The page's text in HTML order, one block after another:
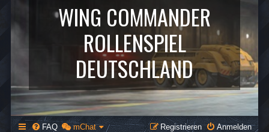
v
g
a
t
i
o
n
WING COMMANDER
ROLLENSPIEL
DEUTSCHLAND
FAQ mChat Anmelden
Registrieren